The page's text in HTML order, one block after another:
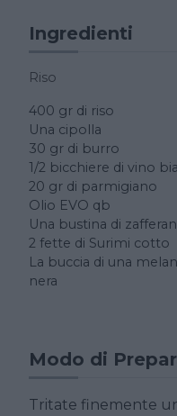
Ingredienti
Riso
400 gr di riso
Una cipolla
30 gr di burro
1/2 bicchiere di vino
20 gr di parmigiano
Olio EVO qb
Una bustina di
2 fette di Surimi cotto
La buccia di una
nera
Modo di
Tritate finemente